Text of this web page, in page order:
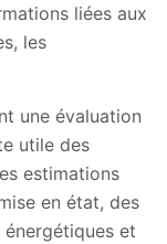
liées aux
les
une évaluation
utile des
estimations
en état, des
et